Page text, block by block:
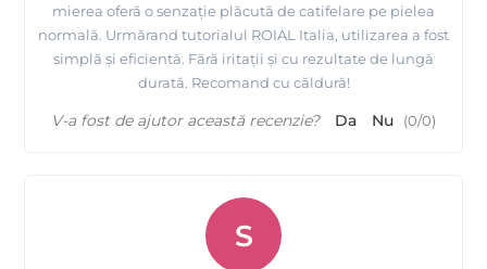
mierea oferă o senzație plăcută de catifelare pe pielea
normală. Urmărand tutorialul ROIAL Italia, utilizarea a fost
simplă și eficientă. Fără iritații și cu rezultate de lungă
durată. Recomand cu căldură!
V-a fost de ajutor această recenzie? Da Nu (0/0)
S